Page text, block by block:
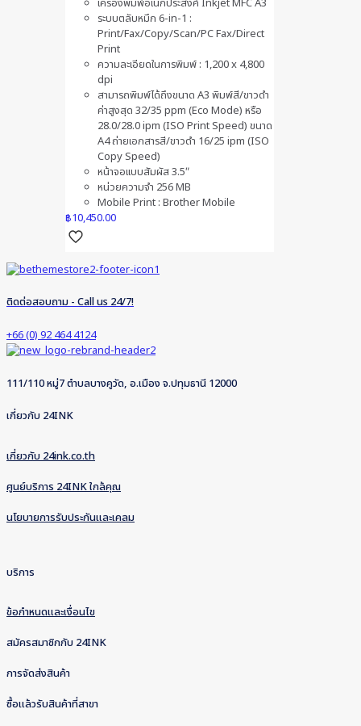
ระบบตลับหมึก 6-in-1 :
Print/Fax/Copy/Scan/PC Fax/Direct
Print
ความละเอียดในการพิมพ์ : 1,200 x 4,800
dpi
สามารถพิมพ์ได้ถึงขนาด A3 พิมพ์สี/ขาวดำ
ค่าสูงสุด 32/35 ppm (Eco Mode) หรือ
28.0/28.0 ipm (ISO Print Speed) ขนาด
A4 ถ่ายเอกสารสี/ขาวดำ 16/25 ipm (ISO
Copy Speed)
หน้าจอเเบบสัมผัส 3.5″
หน่วยความจำ 256 MB
Mobile Print : Brother Mobile
฿10,450.00
ติดต่อสอบถาม - Call us 24/7!
+66 (0) 92 464 4124
111/110 หมู่7 ตำบลบางคูวัด, อ.เมือง จ.ปทุมธานี 12000
เกี่ยวกับ 24INK
เกี่ยวกับ 24ink.co.th
ศูนย์บริการ 24INK ใกล้คุณ
นโยบายการรับประกันและเคลม
บริการ
ข้อกำหนดและเงื่อนไข
สมัครสมาชิกกับ 24INK
การจัดส่งสินค้า
ซื้อแล้วรับสินค้าที่สาขา